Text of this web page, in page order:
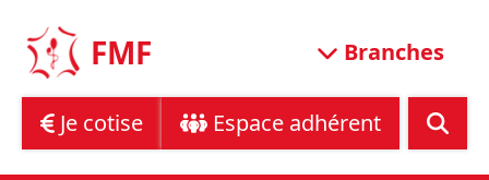
content
FMF Branches
Je cotise Espace adhérent